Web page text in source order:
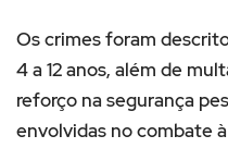
Os crimes foram
4 a 12 anos, além de
reforço na segurança
envolvidas no combate